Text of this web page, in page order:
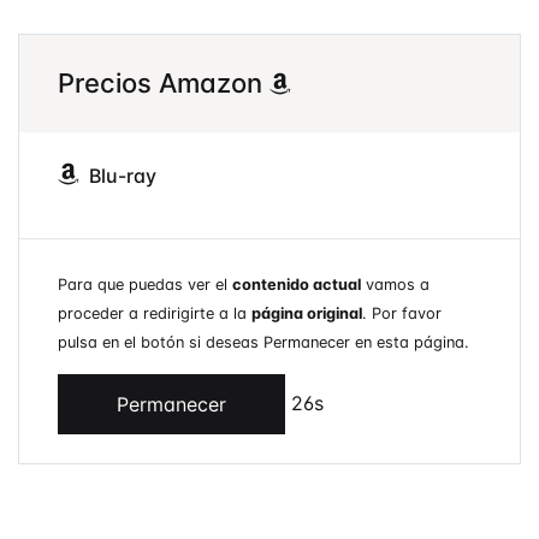
Precios Amazon
Blu-ray
Para que puedas ver el contenido actual vamos a
proceder a redirigirte a la página original. Por favor
pulsa en el botón si deseas Permanecer en esta página.
Permanecer 26s